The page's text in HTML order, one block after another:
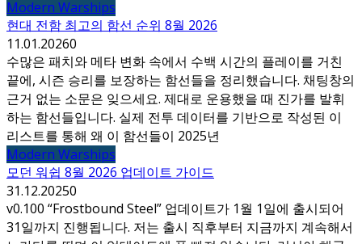
Modern Warships
현대 전함 최고의 함선 순위 8월 2026
11.01.20260
수많은 패치와 메타 변화 속에서 수백 시간의 플레이를 거친
끝에, 시즌 승리를 보장하는 함선들을 정리했습니다. 채팅창의
근거 없는 소문은 잊으세요. 제대로 운용했을 때 진가를 발휘
하는 함선들입니다. 실제 전투 데이터를 기반으로 작성된 이
리스트를 통해 왜 이 함선들이 2025년
Modern Warships
모던 워쉽 8월 2026 업데이트 가이드
31.12.20250
v0.100 “Frostbound Steel” 업데이트가 1월 1일에 출시되어
31일까지 진행됩니다. 저는 출시 직후부터 지금까지 계속해서